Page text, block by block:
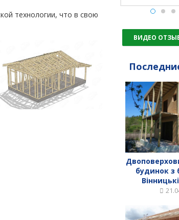
технологии, что в свою
ВИДЕО
будинок з